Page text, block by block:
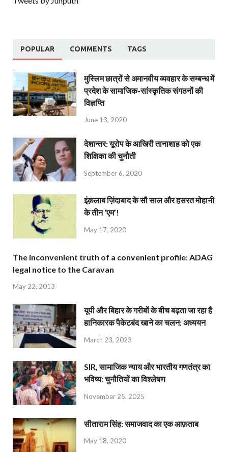
POPULAR COMMENTS TAGS
मुस्लिम छात्रों से अमानवीय व्यवहार के सम्बन्ध में
प्रदेश के सामाजिक-सांस्कृतिक संगठनों की
विज्ञप्ति
June 13, 2020
देशान्‍तर: यूरोप के आखिरी तानाशाह को एक
शिक्षिका की चुनौती
September 6, 2020
इंक़लाब ज़िंदाबाद के सौ साल और हसरत मोहानी
के तीन ‘एम’!
May 17, 2020
The inconvenient truth of a convenient profile: ADAG
legal notice to the Caravan
May 22, 2013
यूपी और बिहार के गरीबों के बीच बढ़ता जा रहा है
हानिकारक पैकेटबंद खाने का चलन: अध्ययन
March 23, 2023
SIR, सामाजिक न्याय और भारतीय गणतंत्र का
भविष्य: चुनौतियों का विश्लेषण
November 25, 2025
सीताराम सिंह: समाजवाद का एक आफ़ताब
May 18, 2020